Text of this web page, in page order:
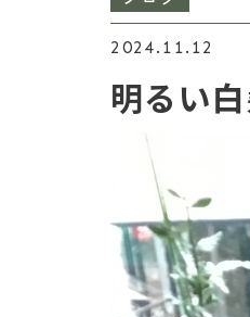
2024.11.12
明るい